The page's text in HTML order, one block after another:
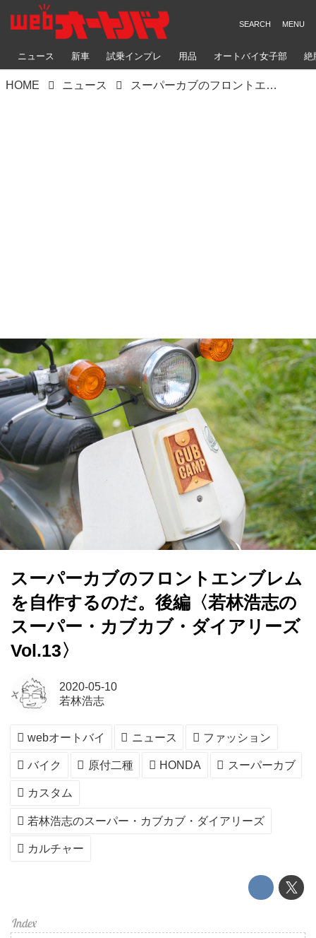
ニュース 新車 試乗インプレ 用品 オートバイ女子部 絶
HOME ニュース スーパーカブのフロントエンブレムを自作するのだ。後編〈若林浩志のスーパー・カブカブ・ダイアリーズ Vol.13〉
スーパーカブのフロントエンブレム
を自作するのだ。後編〈若林浩志の
スーパー・カブカブ・ダイアリーズ
Vol.13〉
2020-05-10
若林浩志
webオートバイ ニュース ファッション
バイク 原付二種 HONDA スーパーカブ
カスタム
若林浩志のスーパー・カブカブ・ダイアリーズ
カルチャー